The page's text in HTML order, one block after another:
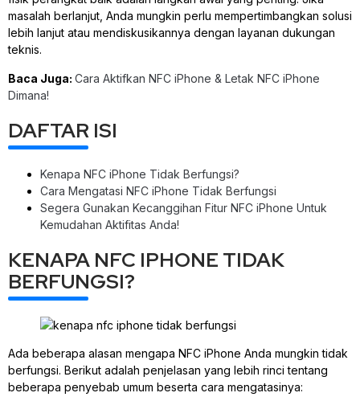
masalah berlanjut, Anda mungkin perlu mempertimbangkan solusi
lebih lanjut atau mendiskusikannya dengan layanan dukungan
teknis.
Baca Juga: Cara Aktifkan NFC iPhone & Letak NFC iPhone
Dimana!
DAFTAR ISI
Kenapa NFC iPhone Tidak Berfungsi?
Cara Mengatasi NFC iPhone Tidak Berfungsi
Segera Gunakan Kecanggihan Fitur NFC iPhone Untuk
Kemudahan Aktifitas Anda!
KENAPA NFC IPHONE TIDAK
BERFUNGSI?
Ada beberapa alasan mengapa NFC iPhone Anda mungkin tidak
berfungsi. Berikut adalah penjelasan yang lebih rinci tentang
beberapa penyebab umum beserta cara mengatasinya: